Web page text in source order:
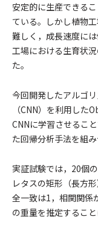
安定的に生産できる
ている。しかし植物
難しく，成長速度に
工場における生育状
た。
今回開発したアルゴ
（CNN）を利用し
CNNに学習させるこ
た回帰分析手法を組み
実証試験では，20個
レタスの矩形（長方
全一致は1，相関関係
の重量を推定すること